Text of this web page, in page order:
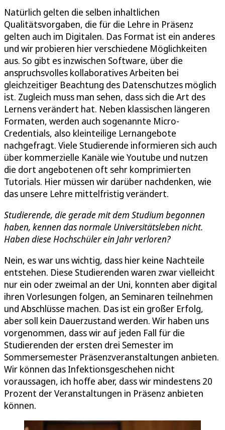
Natürlich gelten die selben inhaltlichen
Qualitätsvorgaben, die für die Lehre in Präsenz
gelten auch im Digitalen. Das Format ist ein anderes
und wir probieren hier verschiedene Möglichkeiten
aus. So gibt es inzwischen Software, über die
anspruchsvolles kollaboratives Arbeiten bei
gleichzeitiger Beachtung des Datenschutzes möglich
ist. Zugleich muss man sehen, dass sich die Art des
Lernens verändert hat. Neben klassischen längeren
Formaten, werden auch sogenannte Micro-
Credentials, also kleinteilige Lernangebote
nachgefragt. Viele Studierende informieren sich auch
über kommerzielle Kanäle wie Youtube und nutzen
die dort angebotenen oft sehr komprimierten
Tutorials. Hier müssen wir darüber nachdenken, wie
das unsere Lehre mittelfristig verändert.
Studierende, die gerade mit dem Studium begonnen
haben, kennen das normale Universitätsleben nicht.
Haben diese Hochschüler ein Jahr verloren?
Nein, es war uns wichtig, dass hier keine Nachteile
entstehen. Diese Studierenden waren zwar vielleicht
nur ein oder zweimal an der Uni, konnten aber digital
ihren Vorlesungen folgen, an Seminaren teilnehmen
und Abschlüsse machen. Das ist ein großer Erfolg,
aber soll kein Dauerzustand werden. Wir haben uns
vorgenommen, dass wir auf jeden Fall für die
Studierenden der ersten drei Semester im
Sommersemester Präsenzveranstaltungen anbieten.
Wir können das Infektionsgeschehen nicht
voraussagen, ich hoffe aber, dass wir mindestens 20
Prozent der Veranstaltungen in Präsenz anbieten
können.